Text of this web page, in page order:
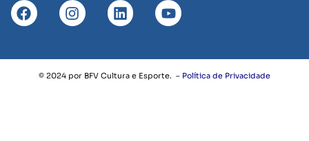
© 2024 por BFV Cultura e Esporte. – Política de Privacidade